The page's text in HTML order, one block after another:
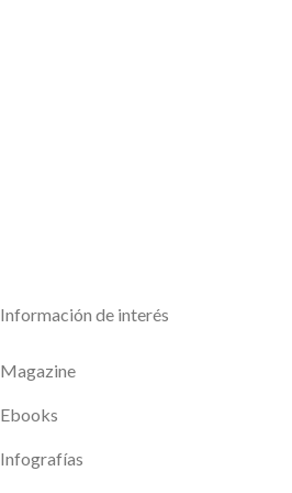
Información de interés
Magazine
Ebooks
Infografías